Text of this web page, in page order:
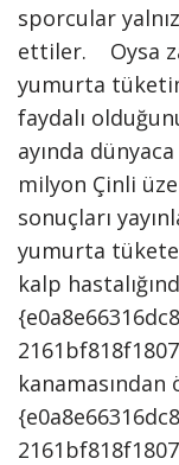
sporcular
ettiler. Oysa
yumurta
faydalı
ayında
milyon Çinli
sonuçları
yumurta
kalp